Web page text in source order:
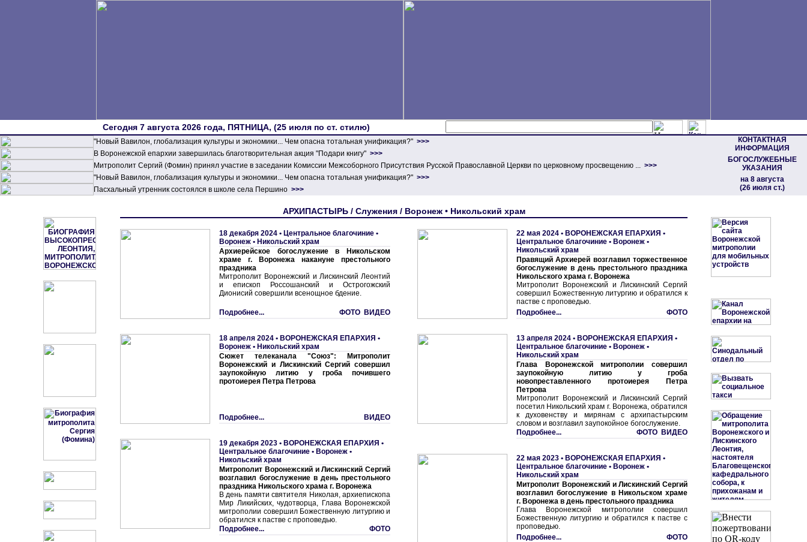
Сегодня 7 августа 2026 года, ПЯТНИЦА, (25 июля по ст. стилю)
"Новый Вавилон, глобализация культуры и экономики... Чем опасна тотальная унификация?" >>>
КОНТАКТНАЯ
ИНФОРМАЦИЯ
БОГОСЛУЖЕБНЫЕ
УКАЗАНИЯ
на 8 августа
(26 июля ст.)
В Воронежской епархии завершилась благотворительная акция "Подари книгу" >>>
Митрополит Сергий (Фомин) принял участие в заседании Комиссии Межсоборного Присутствия Русской Православной Церкви по церковному просвещению ... >>>
"Новый Вавилон, глобализация культуры и экономики... Чем опасна тотальная унификация?" >>>
Пасхальный утренник состоялся в школе села Першино >>>
АРХИПАСТЫРЬ / Служения / Воронеж • Никольский храм
18 декабря 2024 • Центральное благочиние •
Воронеж • Никольский храм
Архиерейское богослужение в Никольском
храме г. Воронежа накануне престольного
праздника
Митрополит Воронежский и Лискинский Леонтий
и епископ Россошанский и Острогожский
Дионисий совершили всенощное бдение.
Подробнее... ФОТО ВИДЕО
18 апреля 2024 • ВОРОНЕЖСКАЯ ЕПАРХИЯ •
Воронеж • Никольский храм
Сюжет телеканала "Союз": Митрополит
Воронежский и Лискинский Сергий совершил
заупокойную литию у гроба почившего
протоиерея Петра Петрова
Подробнее... ВИДЕО
19 декабря 2023 • ВОРОНЕЖСКАЯ ЕПАРХИЯ •
Центральное благочиние • Воронеж •
Никольский храм
Митрополит Воронежский и Лискинский Сергий
возглавил богослужение в день престольного
праздника Никольского храма г. Воронежа
В день памяти святителя Николая, архиепископа
Мир Ликийских, чудотворца, Глава Воронежской
митрополии совершил Божественную литургию и
обратился к пастве с проповедью.
Подробнее...
ФОТО
22 мая 2024 • ВОРОНЕЖСКАЯ ЕПАРХИЯ •
Центральное благочиние • Воронеж •
Никольский храм
Правящий Архиерей возглавил торжественное
богослужение в день престольного праздника
Никольского храма г. Воронежа
Митрополит Воронежский и Лискинский Сергий
совершил Божественную литургию и обратился к
пастве с проповедью.
Подробнее...
ФОТО
13 апреля 2024 • ВОРОНЕЖСКАЯ ЕПАРХИЯ •
Центральное благочиние • Воронеж •
Никольский храм
Глава Воронежской митрополии совершил
заупокойную литию у гроба
новопреставленного протоиерея Петра
Петрова
Митрополит Воронежский и Лискинский Сергий
посетил Никольский храм г. Воронежа, обратился
к духовенству и мирянам с архипастырским
словом и возглавил заупокойное богослужение.
Подробнее...
ФОТО ВИДЕО
22 мая 2023 • ВОРОНЕЖСКАЯ ЕПАРХИЯ •
Центральное благочиние • Воронеж •
Никольский храм
Митрополит Воронежский и Лискинский Сергий
возглавил богослужение в Никольском храме
г. Воронежа в день престольного праздника
Глава Воронежской митрополии совершил
Божественную литургию и обратился к пастве с
проповедью.
Подробнее...
ФОТО